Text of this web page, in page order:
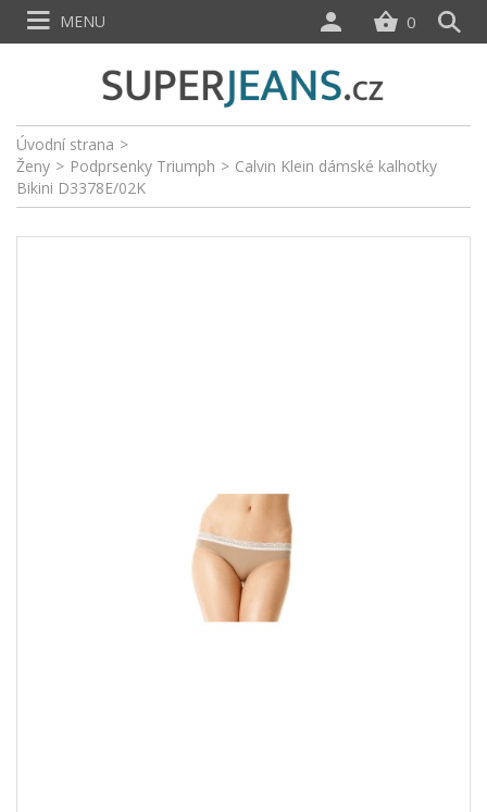
Úvodní strana >
Ženy > Podprsenky Triumph > Calvin Klein dámské kalhotky
Bikini D3378E/02K
0
MENU